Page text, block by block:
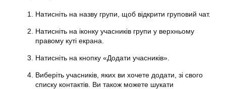
Натисніть на назву групи, щоб відкрити груповий чат.
Натисніть на іконку учасників групи у верхньому
правому куті екрана.
Натисніть на кнопку «Додати учасників».
Виберіть учасників, яких ви хочете додати, зі свого
списку контактів. Ви також можете шукати